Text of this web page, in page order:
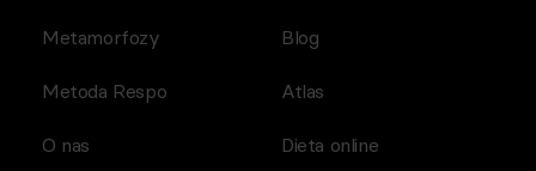
Metamorfozy
Metoda Respo
O nas
Blog
Atlas
Dieta online